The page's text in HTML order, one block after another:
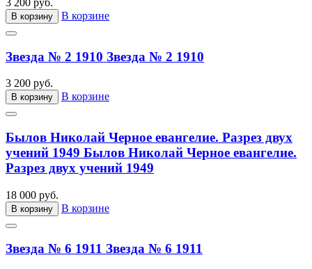
В корзину В корзине
Звезда № 2 1910 Звезда № 2 1910
3 200 руб.
В корзину В корзине
Былов Николай Черное евангелие. Разрез двух
учений 1949 Былов Николай Черное евангелие.
Разрез двух учений 1949
18 000 руб.
В корзину В корзине
Звезда № 6 1911 Звезда № 6 1911